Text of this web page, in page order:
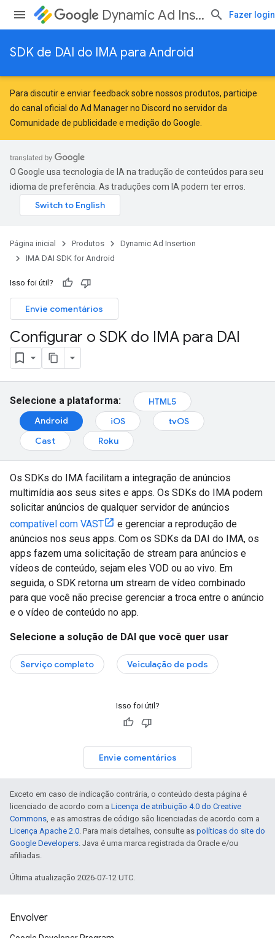
Dynamic Ad Insertion Fazer login
SDK de DAI do IMA para Android
Para discutir e enviar feedback sobre nossos produtos, participe
do canal oficial do Ad Manager no Discord no servidor da
Comunidade de publicidade e medição do Google
O Google usa tecnologia de IA na tradução de conteúdos para seu
idioma de preferência. As traduções com IA podem ter erros.
Página inicial Produtos
Dynamic Ad Insertion
IMA DAI SDK for Android
Isso foi útil?
Envie comentários
Configurar o SDK do IMA para DAI
Selecione a plataforma:
HTML5
Android
iOS
tvOS
Cast
Roku
Os SDKs do IMA facilitam a integração de anúncios
multimídia aos seus sites e apps. Os SDKs do IMA podem
solicitar anúncios de qualquer servidor de anúncios
compatível com VAST
e gerenciar a reprodução de
anúncios nos seus apps. Com os SDKs da DAI do IMA, os
apps fazem uma solicitação de stream para anúncios e
vídeos de conteúdo, sejam eles VOD ou ao vivo. Em
seguida, o SDK retorna um stream de vídeo combinado
para que você não precise gerenciar a troca entre o anúncio
e o vídeo de conteúdo no app.
Selecione a solução de DAI que você quer usar
Serviço completo Veiculação de pods
Isso foi útil?
Envie comentários
Exceto em caso de indicação contrária, o conteúdo desta página é
licenciado de acordo com a Licença de atribuição 4.0 do Creative
Commons, e as amostras de código são licenciadas de acordo com a
Licença Apache 2.0. Para mais detalhes, consulte as políticas do site do
Google Developers. Java é uma marca registrada da Oracle e/ou
afiliadas.
Última atualização 2026-07-12 UTC.
Envolver